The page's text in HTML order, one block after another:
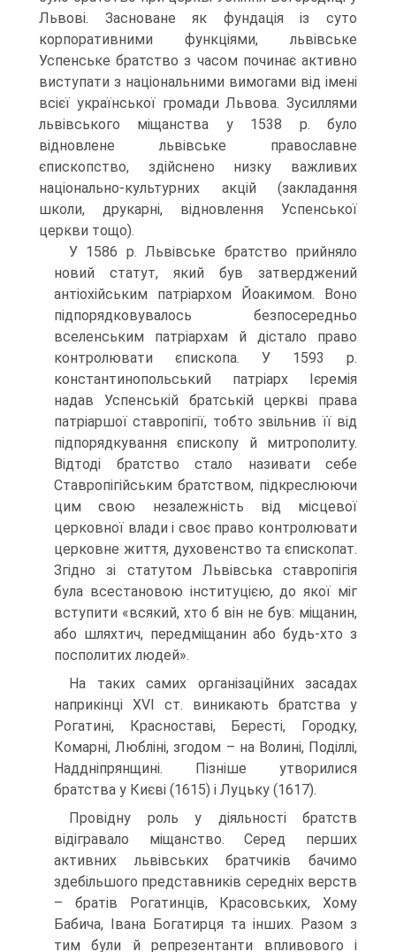
Львові. Засноване як фундація із суто
корпоративними функціями, львівське
Успенське братство з часом починає активно
виступати з національними вимогами від імені
всієї української громади Львова. Зусиллями
львівського міщанства у 1538 р. було
відновлене львівське православне
єпископство, здійснено низку важливих
національно-культурних акцій (закладання
школи, друкарні, відновлення Успенської
церкви тощо).
У 1586 р. Львівське братство прийняло
новий статут, який був затверджений
антіохійським патріархом Йоакимом. Воно
підпорядковувалось безпосередньо
вселенським патріархам й дістало право
контролювати єпископа. У 1593 р.
константинопольський патріарх Ієремія
надав Успенській братській церкві права
патріаршої ставропігії, тобто звільнив її від
підпорядкування єпископу й митрополиту.
Відтоді братство стало називати себе
Ставропігійським братством, підкреслюючи
цим свою незалежність від місцевої
церковної влади і своє право контролювати
церковне життя, духовенство та єпископат.
Згідно зі статутом Львівська ставропігія
була всестановою інституцією, до якої міг
вступити «всякий, хто б він не був: міщанин,
або шляхтич, передміщанин або будь-хто з
посполитих людей».
На таких самих організаційних засадах
наприкінці XVI ст. виникають братства у
Рогатині, Красноставі, Бересті, Городку,
Комарні, Любліні, згодом – на Волині, Поділлі,
Наддніпрянщині. Пізніше утворилися
братства у Києві (1615) і Луцьку (1617).
Провідну роль у діяльності братств
відігравало міщанство. Серед перших
активних львівських братчиків бачимо
здебільшого представників середніх верств
– братів Рогатинців, Красовських, Хому
Бабича, Івана Богатирця та інших. Разом з
тим були й репрезентанти впливового і